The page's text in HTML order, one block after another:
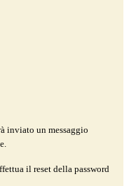
inviato un messaggio
il reset della password